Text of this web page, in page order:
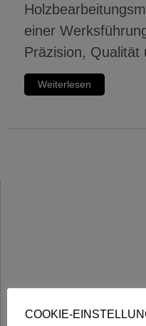
einer
Präzision, Qualität
Weiterlesen
COOKIE-